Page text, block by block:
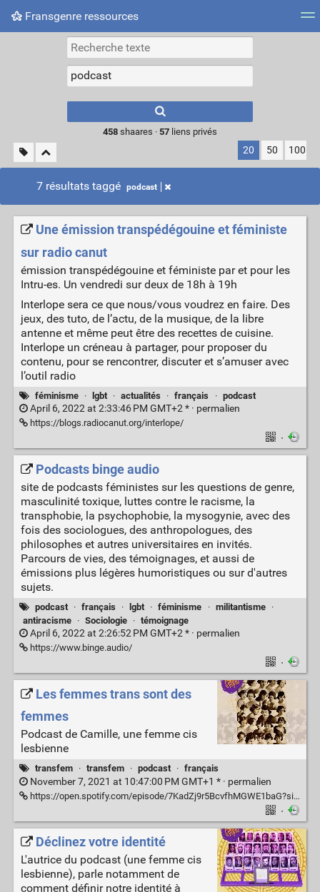
Fransgenre ressources
Most searched tags Connexion
results.
458shaares · 57liens privés
20 50 100
7 résultats taggé podcast
Une émission transpédégouine et féministe
sur radio canut
émission transpédégouine et féministe par et pour les
Intru-es. Un vendredi sur deux de 18h à 19h
Interlope sera ce que nous/vous voudrez en faire. Des
jeux, des tuto, de l’actu, de la musique, de la libre
antenne et même peut être des recettes de cuisine.
Interlope un créneau à partager, pour proposer du
contenu, pour se rencontrer, discuter et s’amuser avec
l’outil radio
féminisme · lgbt · actualités · français · podcast
April 6, 2022 at 2:33:46 PM GMT+2 * · permalien
https://blogs.radiocanut.org/interlope/
·
Podcasts binge audio
site de podcasts féministes sur les questions de genre,
masculinité toxique, luttes contre le racisme, la
transphobie, la psychophobie, la mysogynie, avec des
fois des sociologues, des anthropologues, des
philosophes et autres universitaires en invités.
Parcours de vies, des témoignages, et aussi de
émissions plus légères humoristiques ou sur d'autres
sujets.
podcast · français · lgbt · féminisme · militantisme
·
antiracisme
· Sociologie · témoignage
April 6, 2022 at 2:26:52 PM GMT+2 * · permalien
https://www.binge.audio/
·
Les femmes trans sont des
femmes
Podcast de Camille, une femme cis
lesbienne
transfem · transfem · podcast · français
November 7, 2021 at 10:47:00 PM GMT+1 * · permalien
https://open.spotify.com/episode/7KadZj9r5BcvfhMGWE1baG?si=YMH7IJM7SrO_KiGQJ5SxIA&utm_source=native-share-menu&dl_branch=1
·
Déclinez votre identité
L'autrice du podcast (une femme cis
lesbienne), parle notamment de
comment définir notre identité à